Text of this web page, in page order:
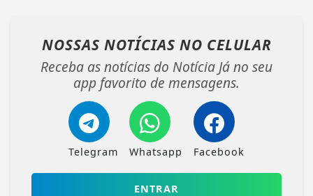
NOSSAS NOTÍCIAS NO CELULAR
Receba as notícias do Notícia Já no seu
app favorito de mensagens.
Telegram Whatsapp Facebook
ENTRAR